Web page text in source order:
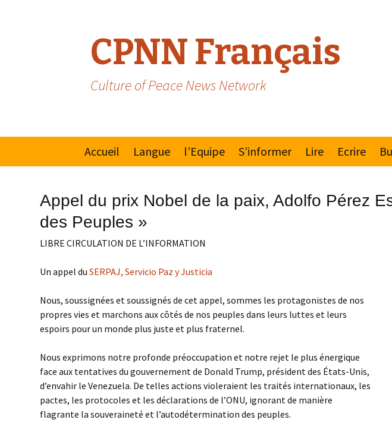
CPNN Français
Culture of Peace News Network
toAccueil
Langue
Espagnol/Portugais
l’Equipe
S’informer
Mouvement Mondial
Valeurs
Lire
Ecrire
Envoyer
Appel du prix Nobel de la paix, Adolfo Pérez
des Peuples »
LIBRE CIRCULATION DE L’INFORMATION
Un appel duSERPAJ, Servicio Paz y Justicia
Nous, soussignées et soussignés de cet appel, sommes les protagonistes de nos
propres vies et marchons aux côtés de nos peuples dans leurs luttes et leurs
espoirs pour un monde plus juste et plus fraternel.
Nous exprimons notre profonde préoccupation et notre rejet le plus énergique
face aux tentatives du gouvernement de Donald Trump, président des États-Unis,
d’envahir le Venezuela. De telles actions violeraient les traités internationaux, les
pactes, les protocoles et les déclarations de l’ONU, ignorant de manière
flagrante la souveraineté et l’autodétermination des peuples.